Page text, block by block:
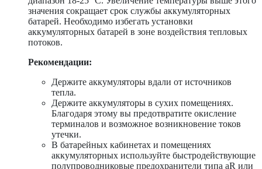
значения сокращает срок службы аккумуляторных
батарей. Необходимо избегать установки
аккумуляторных батарей в зоне воздействия тепловых
потоков.
Рекомендации:
Держите аккумуляторы вдали от источников
тепла.
Держите аккумуляторы в сухих помещениях.
Благодаря этому вы предотвратите окисление
терминалов и возможное возникновение токов
утечки.
В батарейных кабинетах и помещениях
аккумуляторных используйте быстродействующие
полупроводниковые предохранители типа aR или